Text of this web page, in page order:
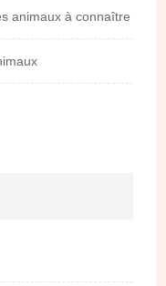
animaux à connaître